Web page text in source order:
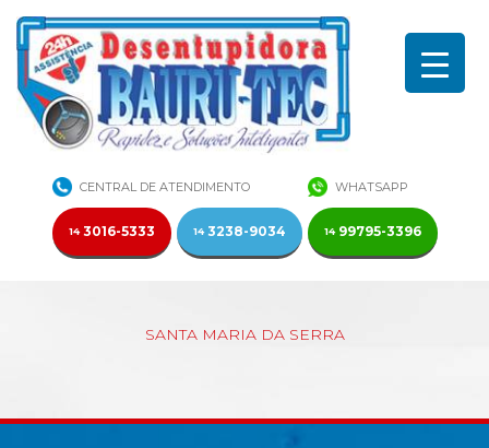
CENTRAL DE ATENDIMENTO
14 3016-5333 14 3238-9034
WHATSAPP
14 99795-3396
SANTA MARIA DA SERRA